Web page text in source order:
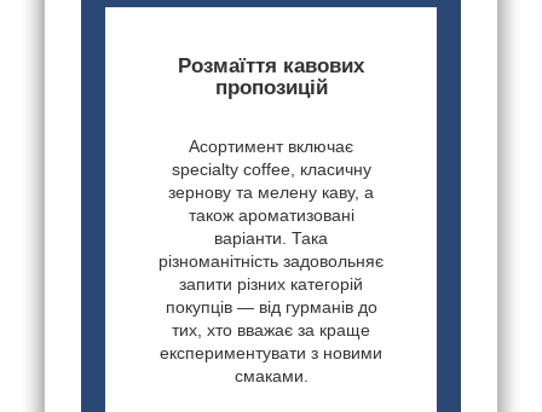
Розмаїття кавових
пропозицій
Асортимент включає
specialty coffee, класичну
зернову та мелену каву, а
також ароматизовані
варіанти. Така
різноманітність задовольняє
запити різних категорій
покупців — від гурманів до
тих, хто вважає за краще
експериментувати з новими
смаками.